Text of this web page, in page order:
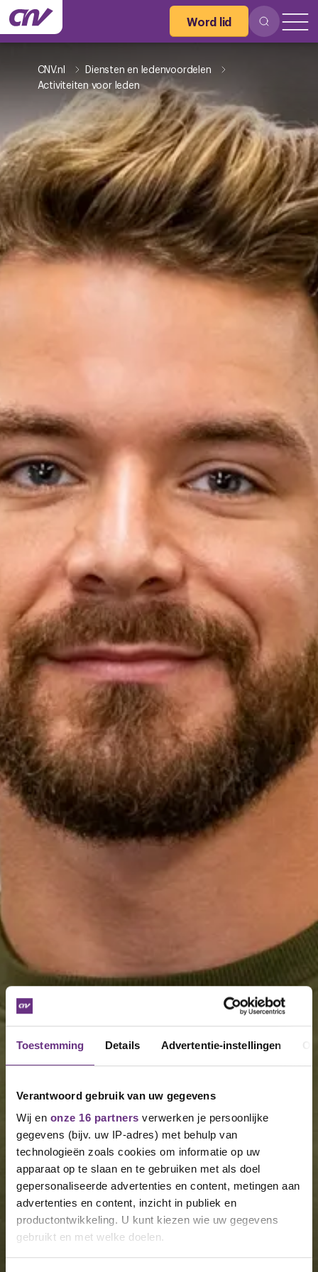
Toestemming Details Advertentie-instellingen
Verantwoord gebruik van uw gegevens
Wij en onze 16 partners verwerken je persoonlijke
gegevens (bijv. uw IP-adres) met behulp van
technologieën zoals cookies om informatie op uw
apparaat op te slaan en te gebruiken met als doel
gepersonaliseerde advertenties en content, metingen aan
advertenties en content, inzicht in publiek en
productontwikkeling. U kunt kiezen wie uw gegevens
gebruikt en met welke doelen.
Word lid
CNV.nl
Diensten en ledenvoordelen
Activiteiten voor leden